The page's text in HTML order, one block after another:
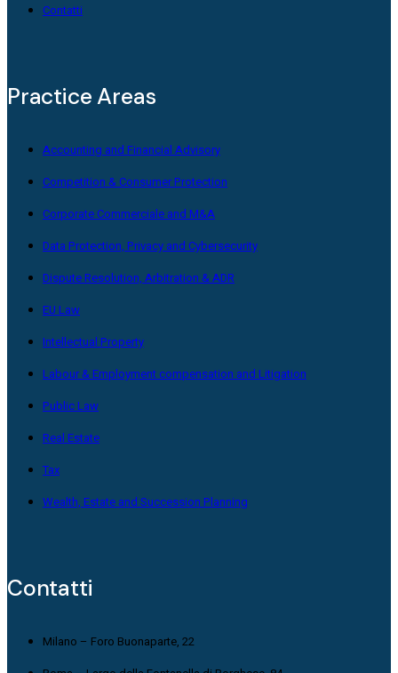
Contatti
Practice Areas
Accounting and Financial Advisory
Competition & Consumer Protection
Corporate Commerciale and M&A
Data Protection, Privacy and Cybersecurity
Dispute Resolution, Arbitration & ADR
EU Law
Intellectual Property
Labour & Employment compensation and Litigation
Public Law
Real Estate
Tax
Wealth, Estate and Succession Planning
Contatti
Milano – Foro Buonaparte, 22